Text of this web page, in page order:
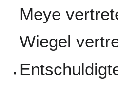
Meye
Wiegel